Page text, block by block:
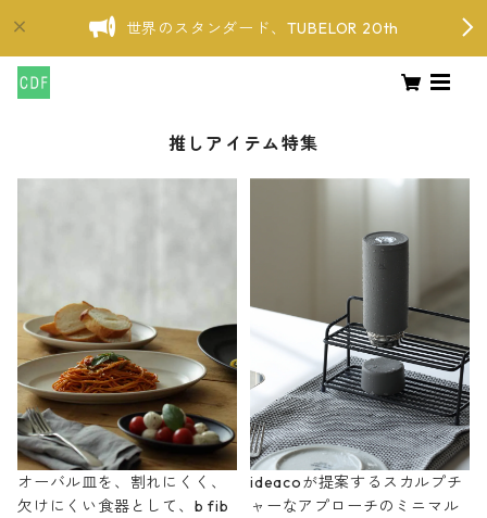
世界のスタンダード、TUBELOR 20th
推しアイテム特集
オーバル皿を、割れにくく、
欠けにくい食器として、b fib
ideacoが提案するスカルプチ
ャーなアプローチのミニマル